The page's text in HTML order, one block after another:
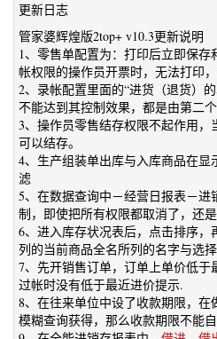
更新日志
管家婆辉煌版2top+ v10.3更新说明
1、零售单配置为：打印后立即保
帐权限的操作员开票时，无法打印
2、录帐配置里面的“进货（退货）
不能达到其控制效果，都是由第二
3、操作员零售结存权限不起作用
可以结存。
4、生产组装单出库与入库商品在
滤
5、在数据查询中－经营日报表－
制，即使把所有权限都取消了，还是
6、进入库存状况表后，点击排序
列的当前商品全名所列的名字与选择
7、先开销售订单，订单上单价低
过帐时没有低于最近进价提示.
8、在往来单位中设了收款期限，
模糊查询获得，那么收款期限不能自